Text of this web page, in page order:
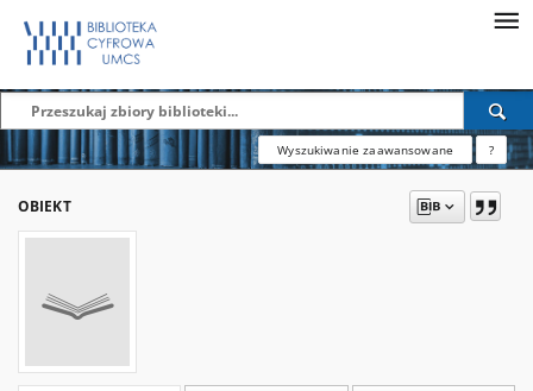
Wyszukiwanie zaawansowane ?
OBIEKT